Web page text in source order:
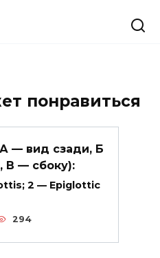
понравиться
— вид сзади, Б
В — сбоку):
2 — Epiglottic
294